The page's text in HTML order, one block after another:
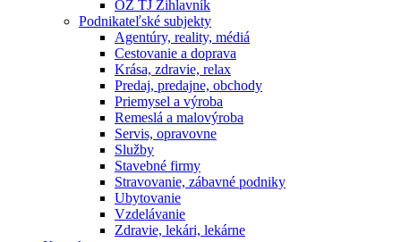
OZ TJ Žihlavník
Podnikateľské subjekty
Agentúry, reality, médiá
Cestovanie a doprava
Krása, zdravie, relax
Predaj, predajne, obchody
Priemysel a výroba
Remeslá a malovýroba
Servis, opravovne
Služby
Stavebné firmy
Stravovanie, zábavné podniky
Ubytovanie
Vzdelávanie
Zdravie, lekári, lekárne